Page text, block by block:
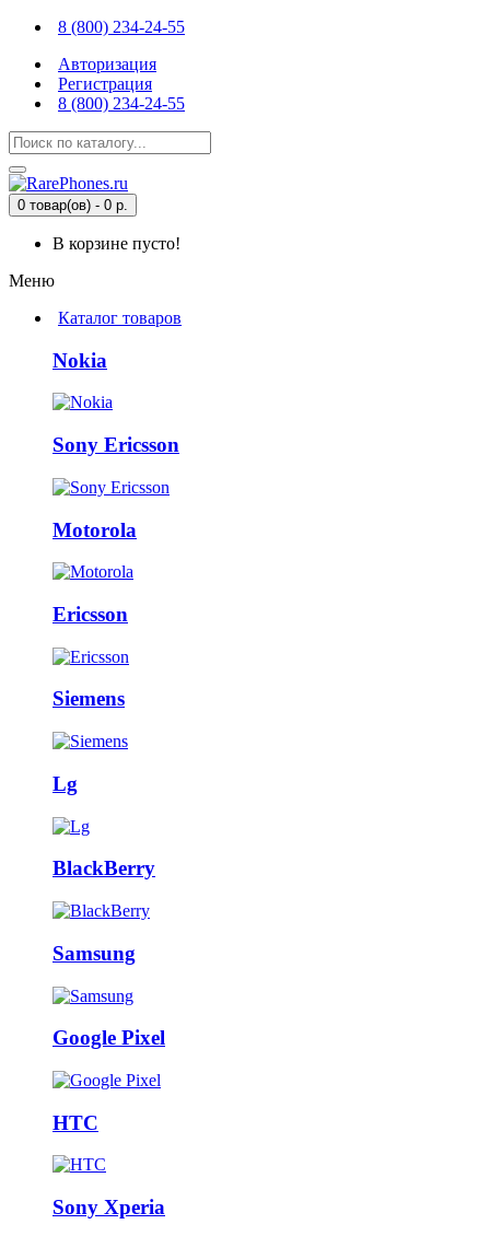
8 (800) 234-24-55
Авторизация
Регистрация
8 (800) 234-24-55
0 товар(ов) - 0 р.
В корзине пусто!
Меню
Каталог товаров
Nokia
Sony Ericsson
Motorola
Ericsson
Siemens
Lg
BlackBerry
Samsung
Google Pixel
HTC
Sony Xperia